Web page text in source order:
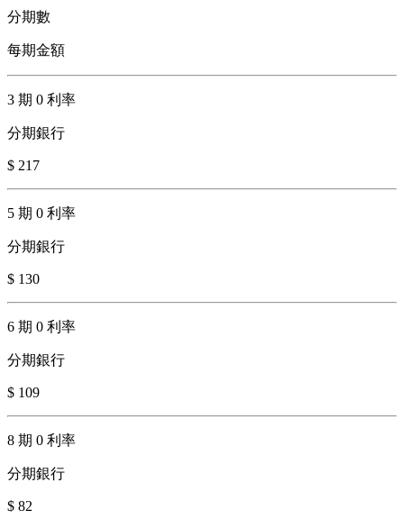
分期數
每期金額
3 期 0 利率
分期銀行
$ 217
5 期 0 利率
分期銀行
$ 130
6 期 0 利率
分期銀行
$ 109
8 期 0 利率
分期銀行
$ 82